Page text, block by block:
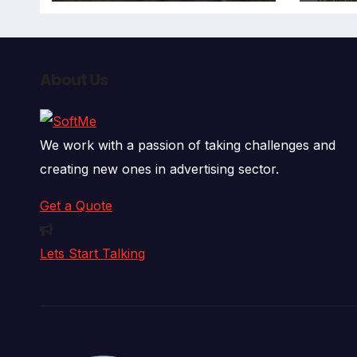
We work with a passion of taking challenges and
creating new ones in advertising sector.
Get a Quote
Lets Start Talking